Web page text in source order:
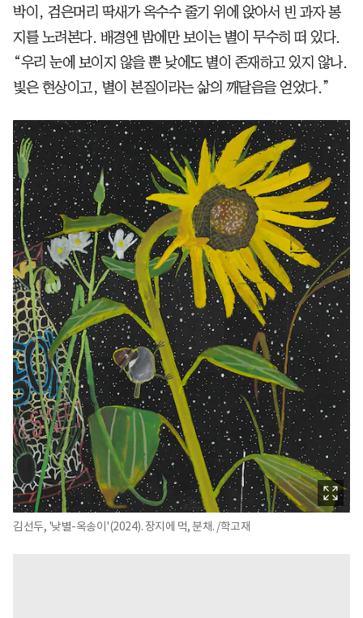
박이, 검은머리 딱새가 옥수수 줄기 위에 앉아서 빈 과자 봉
지를 노려본다. 배경엔 밤에만 보이는 별이 무수히 떠 있다.
“우리 눈에 보이지 않을 뿐 낮에도 별이 존재하고 있지 않나.
빛은 현상이고, 별이 본질이라는 삶의 깨달음을 얻었다.”
김선두, '낮별-옥송이'(2024). 장지에 먹, 분채. /학고재